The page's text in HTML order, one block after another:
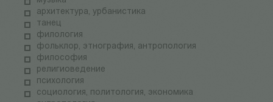
архитектура, урбанистика
танец
филология
фольклор, этнография, антропология
философия
религиоведение
психология
социология, политология, экономика